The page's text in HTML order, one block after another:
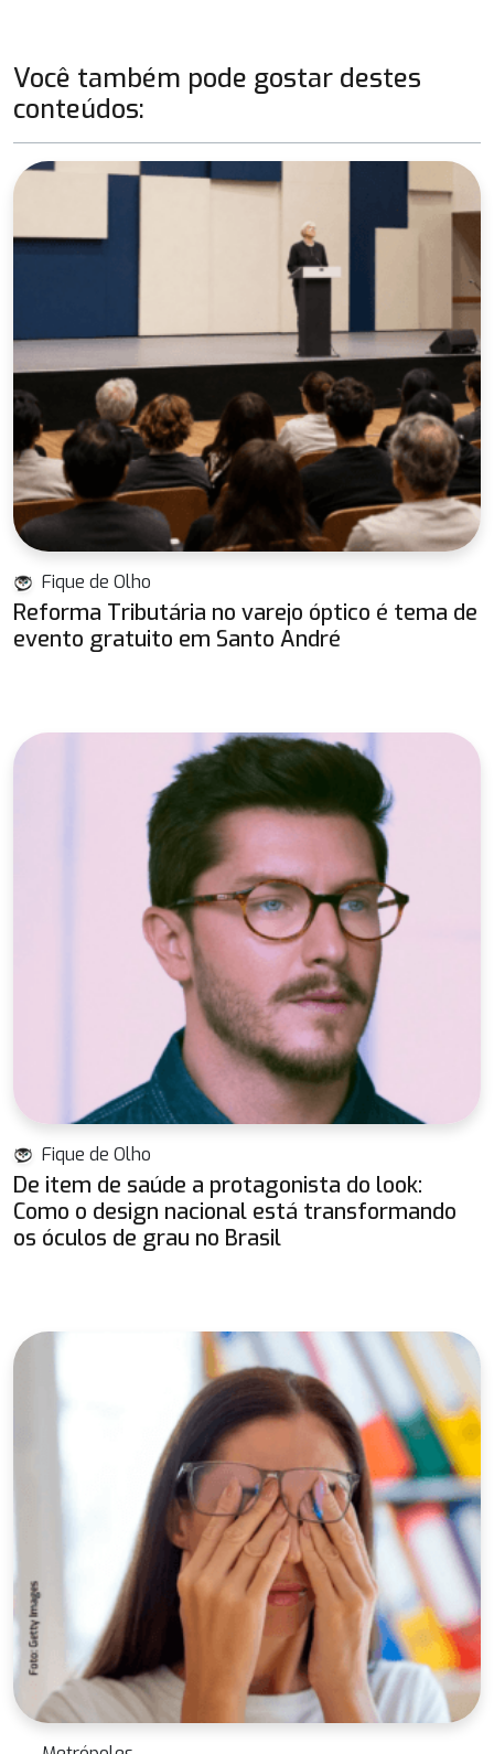
Você também pode gostar destes
conteúdos:
Fique de Olho
Reforma Tributária no varejo óptico é tema de
evento gratuito em Santo André
Fique de Olho
De item de saúde a protagonista do look:
Como o design nacional está transformando
os óculos de grau no Brasil